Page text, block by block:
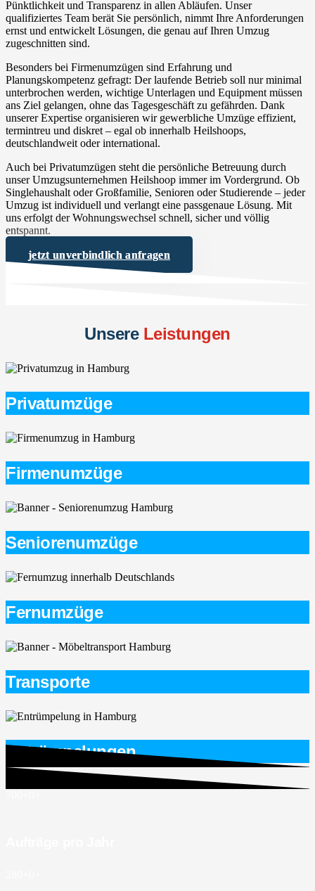
Pünktlichkeit und Transparenz in allen Abläufen. Unser
qualifiziertes Team berät Sie persönlich, nimmt Ihre Anforderungen
ernst und entwickelt Lösungen, die genau auf Ihren Umzug
zugeschnitten sind.
Besonders bei Firmenumzügen sind Erfahrung und
Planungskompetenz gefragt: Der laufende Betrieb soll nur minimal
unterbrochen werden, wichtige Unterlagen und Equipment müssen
ans Ziel gelangen, ohne das Tagesgeschäft zu gefährden. Dank
unserer Expertise organisieren wir gewerbliche Umzüge effizient,
termintreu und diskret – egal ob innerhalb Heilshoops,
deutschlandweit oder international.
Auch bei Privatumzügen steht die persönliche Betreuung durch
unser Umzugsunternehmen Heilshoop immer im Vordergrund. Ob
Singlehaushalt oder Großfamilie, Senioren oder Studierende – jeder
Umzug ist individuell und verlangt eine passgenaue Lösung. Mit
uns erfolgt der Wohnungswechsel schnell, sicher und völlig
entspannt.
jetzt unverbindlich anfragen
UnsereLeistungen
Privatumzüge
Firmenumzüge
Seniorenumzüge
Fernumzüge
Transporte
Entrümpelungen